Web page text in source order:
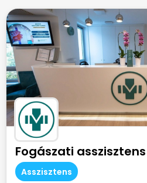
Fogászati asszisztens
Asszisztens